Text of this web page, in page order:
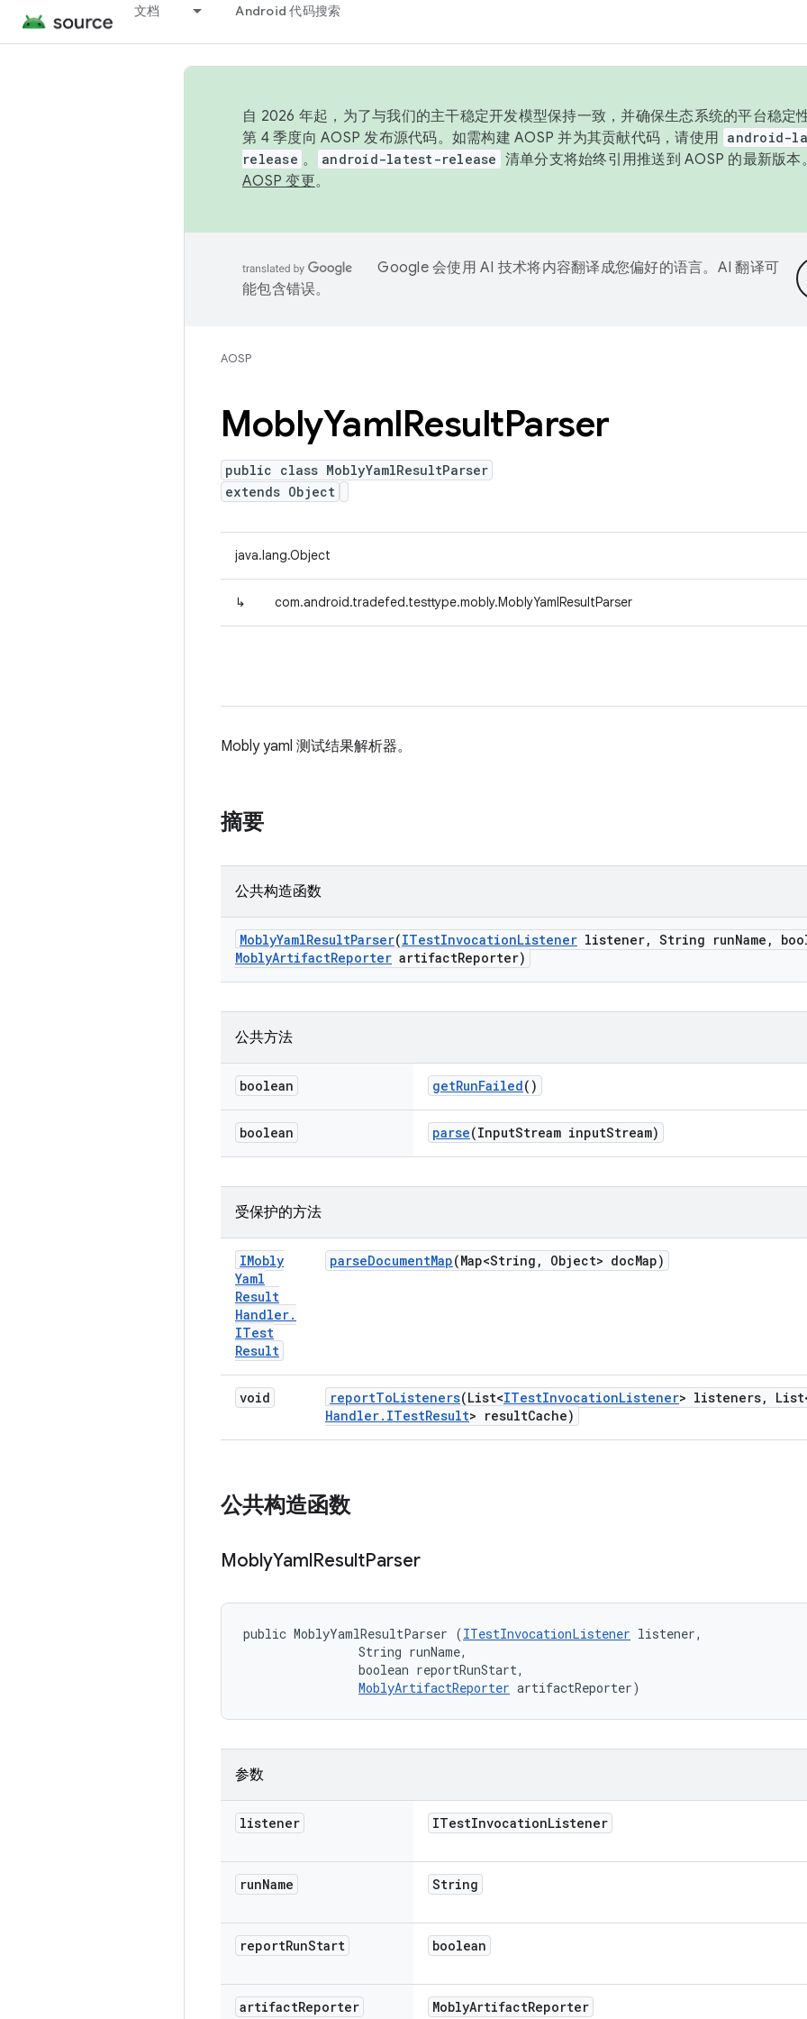
文档 Android 代码搜索
自 2026 年起，为了与我们的主干稳定开发模型保持一致，并确保生态系统的平台稳定
第 4 季度向 AOSP 发布源代码。如需构建 AOSP 并为其贡献代码，请使用 android-
release 。 android-latest-release 清单分支将始终引用推送到 AOSP 的最新版
AOSP 变更。
Google 会使用 AI 技术将内容翻译成您偏好的语言。AI 翻译可
能包含错误。
AOSP
MoblyYamlResultParser
public class MoblyYamlResultParser
extends Object
java.lang.Object
↳ com.android.tradefed.testtype.mobly.MoblyYamlResultParser
Mobly yaml 测试结果解析器。
摘要
公共构造函数
MoblyYamlResultParser(ITestInvocationListener listener, String runName ,
MoblyArtifactReporter artifactReporter)
公共方法
boolean getRunFailed()
boolean parse(InputStream inputStream)
受保护的方法
IMobly
Yaml
Result
Handler.
ITest
Result
parseDocumentMap(Map<String , Object> docMap)
void reportToListeners(List<ITestInvocationListener> listeners,
Handler. ITestResult> resultCache)
公共构造函数
MoblyYamlResultParser
public MoblyYamlResultParser (ITestInvocationListener listener,
                String runName,
                boolean reportRunStart,
MoblyArtifactReporter artifactReporter)
参数
listener ITestInvocationListener
runName String
reportRunStart boolean
artifactReporter MoblyArtifactReporter